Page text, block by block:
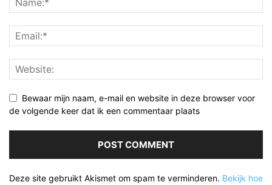
Bewaar mijn naam, e-mail en website in deze browser voor
de volgende keer dat ik een commentaar plaats
Deze site gebruikt Akismet om spam te verminderen. Bekijk hoe